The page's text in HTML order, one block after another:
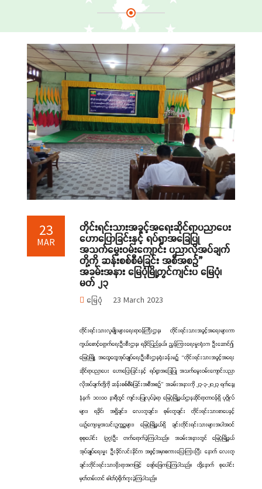
23
MAR
တိုင်းရင်းသားအခွင့်အရေးဆိုင်ရာပညာပေး
ဟောပြောခြင်းနှင့် ရပ်ရွာအခြေပြု
အသက်မွေးဝမ်းကျောင်း ပညာလိုအပ်ချက်
တို့ကို ဆန်းစစ်စီမံခြင်း အစီအစဉ်”
အခမ်းအနား မြေပုံမြို့တွင်ကျင်းပ မြေပုံ၊
မတ် ၂၃
မြေပုံ 23 March 2023
တိုင်းရင်းသားလူမျိုးများရေးရာဝန်ကြီးဌာန၊ တိုင်းရင်းသားအခွင့်အရေးများကာ
ကွယ်စောင့်ရှောက်ရေးဦးစီးဌာန၊ ရခိုင်ပြည်နယ်၊ ညွှန်ကြားရေးမှူးရုံးက ဦးဆောင်၍
မြေပုံမြို့၊ အထွေထွေအုပ်ချုပ်ရေးဦးစီးဌာနရုံးခန်းမ၌ “တိုင်းရင်းသားအခွင့်အရေး
ဆိုင်ရာပညာပေး ဟောပြောခြင်းနှင့် ရပ်ရွာအခြေပြု အသက်မွေးဝမ်းကျောင်းပညာ
လိုအပ်ချက်တို့ကို ဆန်းစစ်စီမံခြင်းအစီအစဉ်” အခမ်းအနားကို ၂၃-၃-၂၀၂၃ ရက်နေ့၊
နံနက် ၁၀း၀၀ နာရီတွင် ကျင်းပပြုလုပ်ခဲ့ရာ မြေပုံမြို့နယ်ဌာနဆိုင်ရာတာဝန်ရှိ ပုဂ္ဂိုလ်
များ၊ ရခိုင်၊ အရှိုချင်း၊ လေးတူချင်း၊ စုမ်းတူချင်း တိုင်းရင်းသားစာပေနှင့်
ယဉ်ကျေးမှုအသင်းဥက္ကဋ္ဌများ၊ မြေပုံမြို့နယ်ရှိ ချင်းတိုင်းရင်းသားများအပါအဝင်
စုစုပေါင်း (၉၇)ဦး တက်ရောက်ခဲ့ကြပါသည်။ အခမ်းအနားတွင် မြေပုံမြို့နယ်
အုပ်ချုပ်ရေးမှူး ဦးခိုင်လင်းနိုင်က အဖွင့်အမှာစကားပြောကြားပြီး နောက် လေးတူ
ချင်းတိုင်းရင်းသားရိုးရာအကဖြင့် ဖျော်ဖြေကပြကြပါသည်။ ထို့နောက် စုပေါင်း
မှတ်တမ်းတင် ဓါတ်ပုံရိုက်ကူးခဲ့ကြပါသည်။